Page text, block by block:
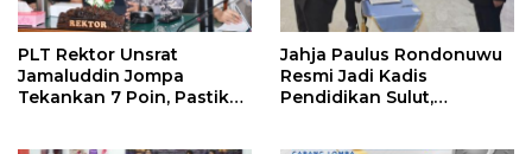
PLT Rektor Unsrat
Jamaluddin Jompa
Tekankan 7 Poin, Pastikan
Jahja Paulus Rondonuwu
Resmi Jadi Kadis
Pendidikan Sulut,